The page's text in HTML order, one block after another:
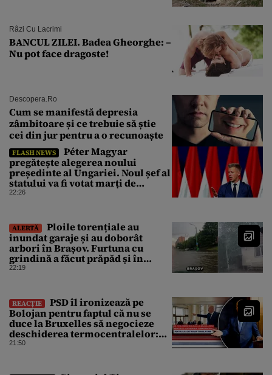
Râzi Cu Lacrimi
BANCUL ZILEI. Badea Gheorghe: –
Nu pot face dragoste!
Descopera.ro
Cum se manifestă depresia
zâmbitoare și ce trebuie să știe
cei din jur pentru a o recunoaște
FLASH NEWS
Péter Magyar
pregătește alegerea noului
președinte al Ungariei. Noul șef al
statului va fi votat marți de
Parlament
22:26
ALERTĂ
Ploile torențiale au
inundat garaje și au doborât
arbori în Brașov. Furtuna cu
grindină a făcut prăpăd și în
Bihor
22:19
REACȚIE
PSD îl ironizează pe
Bolojan pentru faptul că nu se
duce la Bruxelles să negocieze
deschiderea termocentralelor:
„Pentru că a dat afară
21:50